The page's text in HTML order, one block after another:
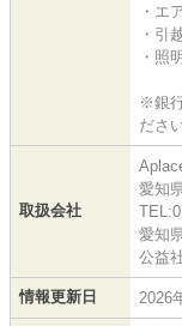
・エ
・引
・照
※銀
ださい
取扱会社
愛知
愛知
公益
情報更新日 2026